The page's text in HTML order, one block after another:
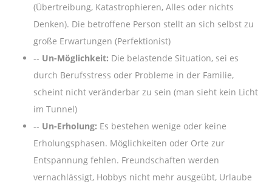
(Übertreibung, Katastrophieren, Alles oder nichts
Denken). Die betroffene Person stellt an sich selbst zu
große Erwartungen (Perfektionist)
Un-Möglichkeit: Die belastende Situation, sei es
durch Berufsstress oder Probleme in der Familie,
scheint nicht veränderbar zu sein (man sieht kein Licht
im Tunnel)
Un-Erholung: Es bestehen wenige oder keine
Erholungsphasen. Möglichkeiten oder Orte zur
Entspannung fehlen. Freundschaften werden
vernachlässigt, Hobbys nicht mehr ausgeübt, Urlaube